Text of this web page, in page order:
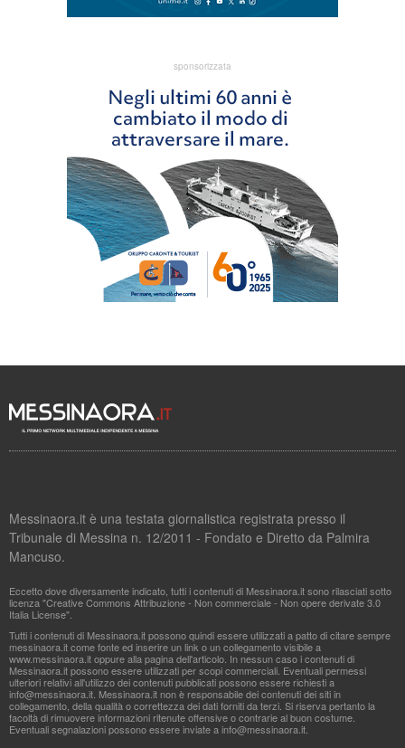
sponsorizzata
Messinaora.it è una testata giornalistica registrata presso il
Tribunale di Messina n. 12/2011 - Fondato e Diretto da Palmira
Mancuso.
Eccetto dove diversamente indicato, tutti i contenuti di Messinaora.it sono rilasciati sotto
licenza "Creative Commons Attribuzione - Non commerciale - Non opere derivate 3.0
Italia License".
Tutti i contenuti di Messinaora.it possono quindi essere utilizzati a patto di citare sempre
messinaora.it come fonte ed inserire un link o un collegamento visibile a
www.messinaora.it oppure alla pagina dell'articolo. In nessun caso i contenuti di
Messinaora.it possono essere utilizzati per scopi commerciali. Eventuali permessi
ulteriori relativi all'utilizzo dei contenuti pubblicati possono essere richiesti a
info@messinaora.it . Messinaora.it non è responsabile dei contenuti dei siti in
collegamento, della qualità o correttezza dei dati forniti da terzi. Si riserva pertanto la
facoltà di rimuovere informazioni ritenute offensive o contrarie al buon costume.
Eventuali segnalazioni possono essere inviate ainfo@messinaora.it